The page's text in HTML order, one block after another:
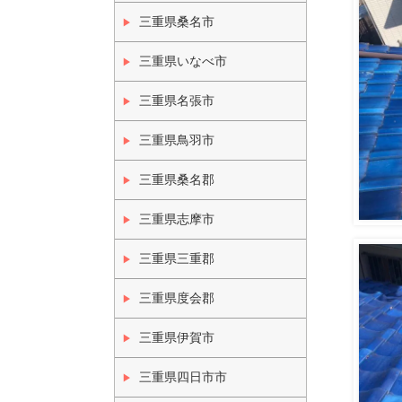
三重県桑名市
三重県いなべ市
三重県名張市
三重県鳥羽市
三重県桑名郡
三重県志摩市
三重県三重郡
三重県度会郡
三重県伊賀市
三重県四日市市